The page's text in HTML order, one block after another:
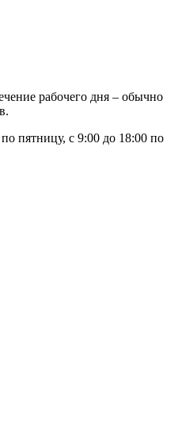
рабочего дня – обычно
пятницу, с 9:00 до 18:00 по